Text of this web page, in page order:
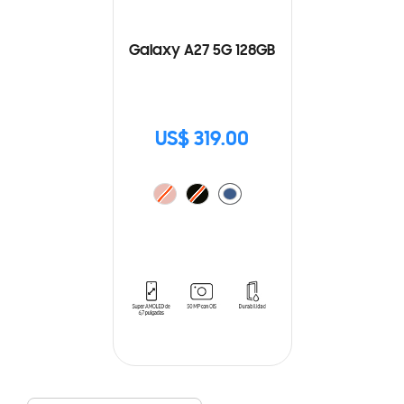
Galaxy A27 5G 128GB
US$ 319.00